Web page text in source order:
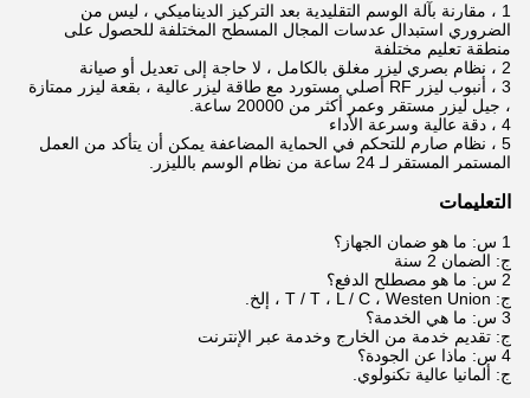
1 ، مقارنة بآلة الوسم التقليدية بعد التركيز الديناميكي ، ليس من
الضروري استبدال عدسات المجال المسطح المختلفة للحصول على
منطقة تعليم مختلفة
2 ، نظام بصري ليزر مغلق بالكامل ، لا حاجة إلى تعديل أو صيانة
3 ، أنبوب ليزر RF أصلي مستورد مع طاقة ليزر عالية ، بقعة ليزر ممتازة
، جيل ليزر مستقر وعمر أكثر من 20000 ساعة.
4 ، دقة عالية وسرعة الأداء
5 ، نظام صارم للتحكم في الحماية المضاعفة يمكن أن يتأكد من العمل
المستمر المستقر لـ 24 ساعة من نظام الوسم بالليزر.
التعليمات
1 س: ما هو ضمان الجهاز؟
ج: الضمان 2 سنة
2 س: ما هو مصطلح الدفع؟
ج: T / T ، L / C ، Westen Union ، إلخ.
3 س: ما هي الخدمة؟
ج: تقديم خدمة من الخارج وخدمة عبر الإنترنت
4 س: ماذا عن الجودة؟
ج: ألمانيا عالية تكنولوي.